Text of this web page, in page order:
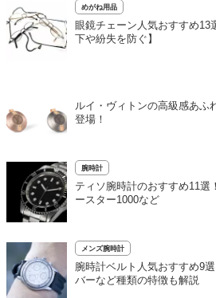
めがね用品
眼鏡チェーン人気おすすめ13
下や紛失を防ぐ】
ルイ・ヴィトンの高級感あふ
登場！
腕時計
ティソ腕時計のおすすめ11選
ースター1000など
メンズ腕時計
腕時計ベルト人気おすすめ9
バーなど種類の特徴も解説